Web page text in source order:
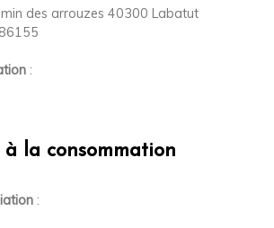
des arrouzes 40300 Labatut
:
la consommation
: